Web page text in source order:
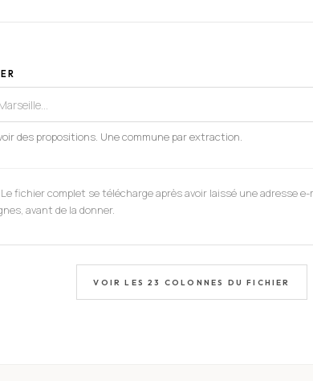
des propositions. Une commune par extraction.
fichier complet se télécharge après avoir laissé une adresse
avant de la donner.
VOIR LES23 COLONNES DU FICHIER